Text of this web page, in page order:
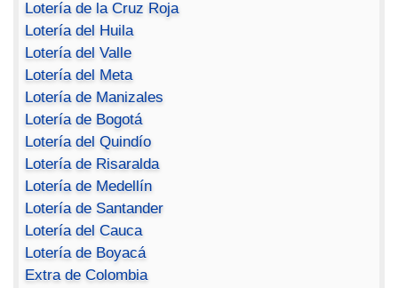
Lotería de la Cruz Roja
Lotería del Huila
Lotería del Valle
Lotería del Meta
Lotería de Manizales
Lotería de Bogotá
Lotería del Quindío
Lotería de Risaralda
Lotería de Medellín
Lotería de Santander
Lotería del Cauca
Lotería de Boyacá
Extra de Colombia